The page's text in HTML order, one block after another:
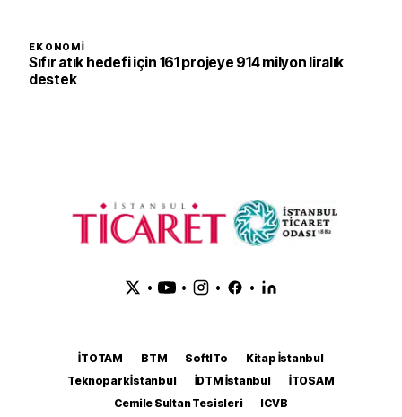
EKONOMI
Sıfır atık hedefi için 161 projeye 914 milyon liralık
destek
• • • •
İTOTAM BTM SoftITo
Kitap İstanbul
Teknopark İstanbul
İDTM İstanbul
İTOSAM
Cemile Sultan Tesisleri
ICVB